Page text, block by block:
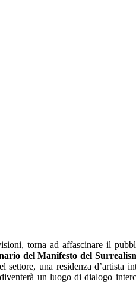
torna ad affascinare il
del Manifesto del
una residenza d’artista
un luogo di dialogo